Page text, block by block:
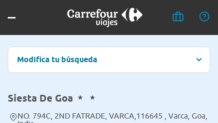
Modifica tu búsqueda
Siesta De Goa
NO. 794C, 2ND FATRADE, VARCA,116645 , Varca, Goa,